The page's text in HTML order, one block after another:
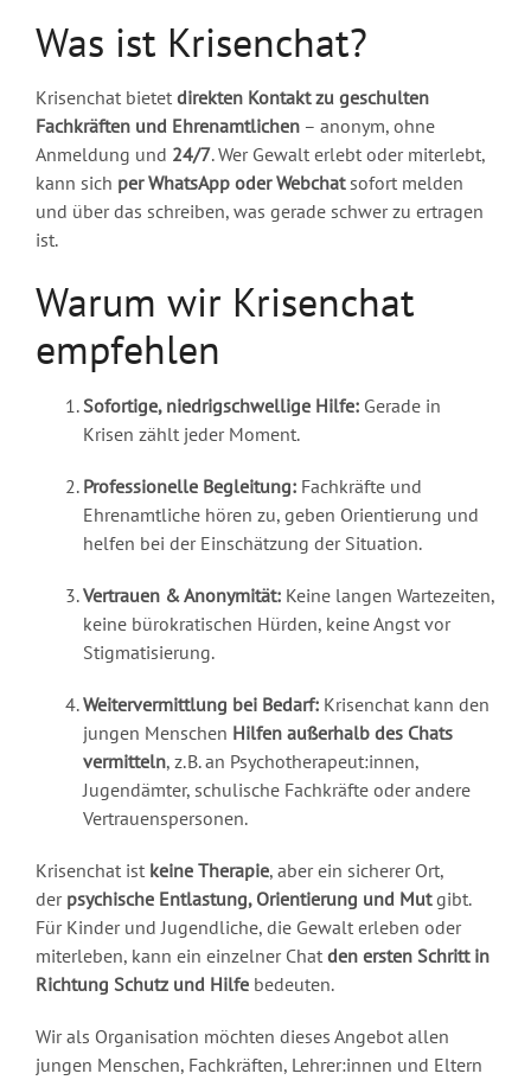
Was ist Krisenchat?
Krisenchat bietet direkten Kontakt zu geschulten
Fachkräften und Ehrenamtlichen– anonym, ohne
Anmeldung und 24/7. Wer Gewalt erlebt oder miterlebt,
kann sich per WhatsApp oder Webchatsofort melden
und über das schreiben, was gerade schwer zu ertragen
ist.
Warum wir Krisenchat
empfehlen
Sofortige, niedrigschwellige Hilfe:Gerade in
Krisen zählt jeder Moment.
Professionelle Begleitung:Fachkräfte und
Ehrenamtliche hören zu, geben Orientierung und
helfen bei der Einschätzung der Situation.
Vertrauen & Anonymität:Keine langen Wartezeiten,
keine bürokratischen Hürden, keine Angst vor
Stigmatisierung.
Weitervermittlung bei Bedarf:Krisenchat kann den
jungen Menschen Hilfen außerhalb des Chats
vermitteln, z. B. an Psychotherapeut:innen,
Jugendämter, schulische Fachkräfte oder andere
Vertrauenspersonen.
Krisenchat ist keine Therapie, aber ein sicherer Ort,
der psychische Entlastung, Orientierung und Mutgibt.
Für Kinder und Jugendliche, die Gewalt erleben oder
miterleben, kann ein einzelner Chat den ersten Schritt in
Richtung Schutz und Hilfebedeuten.
Wir als Organisation möchten dieses Angebot allen
jungen Menschen, Fachkräften, Lehrer:innen und Eltern